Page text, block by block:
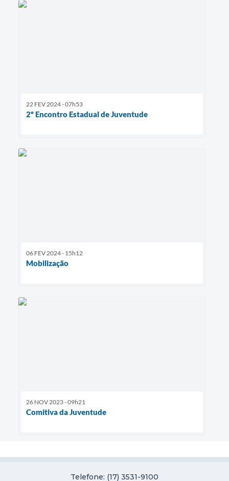
22 FEV 2024 - 07h53
2º Encontro Estadual de Juventude
06 FEV 2024 - 15h12
Mobilização
26 NOV 2023 - 09h21
Comitiva da Juventude
Telefone: (17) 3531-9100